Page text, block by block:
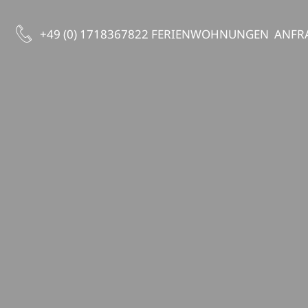
+49 (0) 1718367822 FERIENWOHNUNGEN